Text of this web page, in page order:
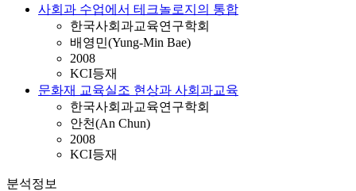
사회과 수업에서 테크놀로지의 통합
한국사회과교육연구학회
배영민(Yung-Min Bae)
2008
KCI등재
문화재 교육실조 현상과 사회과교육
한국사회과교육연구학회
안천(An Chun)
2008
KCI등재
분석정보